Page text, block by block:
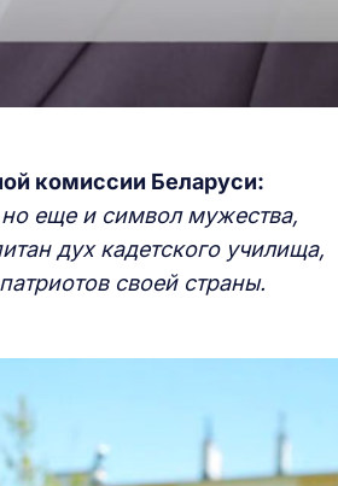
комиссии Беларуси:
еще и символ мужества,
дух кадетского училища,
своей страны.